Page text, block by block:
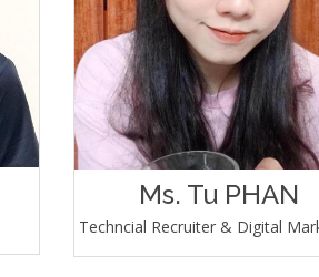
Ms. Tu PHAN
Techncial Recruiter & Digital